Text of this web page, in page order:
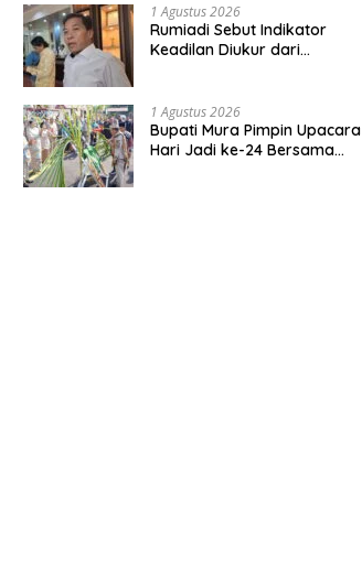
1 Agustus 2026
Rumiadi Sebut Indikator
Keadilan Diukur dari
1 Agustus 2026
Bupati Mura Pimpin Upacara
Hari Jadi ke-24 Bersama